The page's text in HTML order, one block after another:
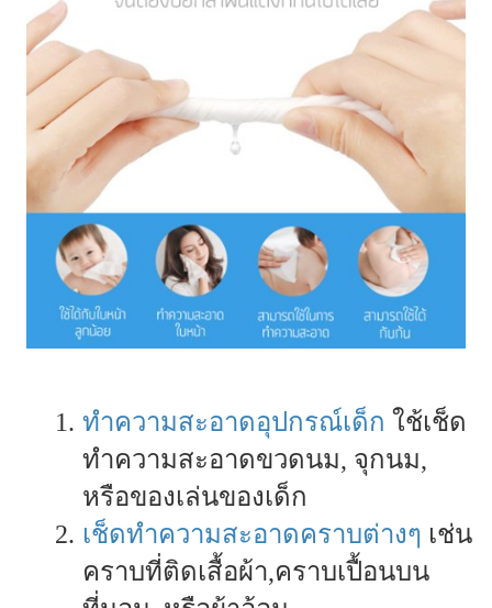
ทำความสะอาดอุปกรณ์เด็ก ใช้เช็ด
ทำความสะอาดขวดนม, จุกนม,
หรือของเล่นของเด็ก
เช็ดทำความสะอาดคราบต่างๆ เช่น
คราบที่ติดเสื้อผ้า,คราบเปื้อนบน